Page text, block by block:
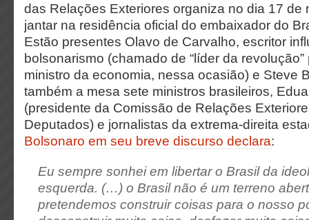
das Relações Exteriores organiza no dia 17 de
jantar na residência oficial do embaixador do
Estão presentes Olavo de Carvalho, escritor
bolsonarismo (chamado de “líder da
ministro da economia, nessa ocasião) e Steve
também a mesa sete ministros brasileiros,
(presidente da Comissão de Relações
Deputados) e jornalistas da extrema-direita
Bolsonaro em seu breve discurso declara:
Eu sempre sonhei em libertar o Brasil da
esquerda. (…) o Brasil não é um terreno
pretendemos construir coisas para o nosso